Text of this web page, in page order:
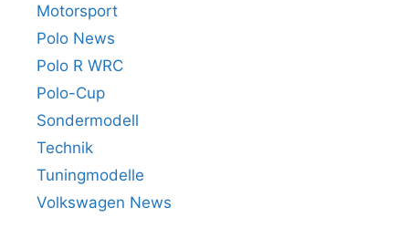
Motorsport
Polo News
Polo R WRC
Polo-Cup
Sondermodell
Technik
Tuningmodelle
Volkswagen News